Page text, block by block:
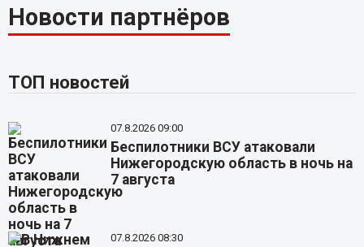
Новости партнёров
ТОП новостей
07.8.2026 09:00
Беспилотники ВСУ атаковали
Нижегородскую область в ночь на
7 августа
07.8.2026 08:30